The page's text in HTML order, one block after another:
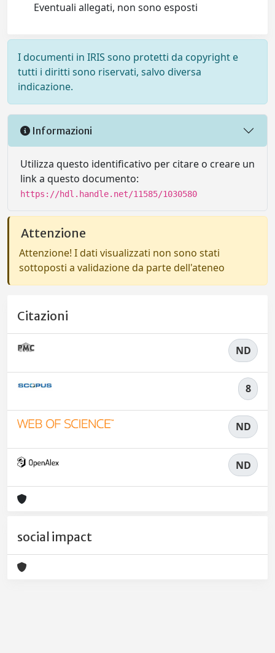
Eventuali allegati, non sono esposti
I documenti in IRIS sono protetti da copyright e
tutti i diritti sono riservati, salvo diversa
indicazione.
Informazioni
Utilizza questo identificativo per citare o creare un
link a questo documento:
https://hdl.handle.net/11585/1030580
Attenzione
Attenzione! I dati visualizzati non sono stati
sottoposti a validazione da parte dell'ateneo
Citazioni
ND
8
ND
ND
social impact